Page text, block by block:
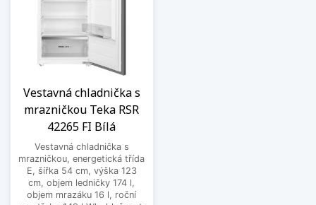
Vestavná chladnička s
mrazničkou Teka RSR
42265 FI Bílá
Vestavná chladnička s
mrazničkou, energetická třída
E, šířka 54 cm, výška 123
cm, objem ledničky 174 l,
objem mrazáku 16 l, roční